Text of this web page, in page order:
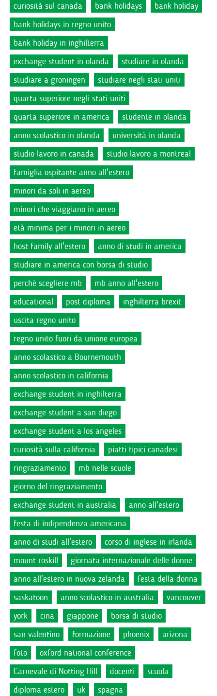
curiosità sul canada bank holidays
bank holiday
bank holidays in regno unito
bank holiday in inghilterra
exchange student in olanda
studiare in olanda
studiare a groningen
studiare negli stati uniti
quarta superiore negli stati uniti
quarta superiore in america
studente in olanda
anno scolastico in olanda
università in olanda
studio lavoro in canada
studio lavoro a montreal
famiglia ospitante anno all'estero
minori da soli in aereo
minori che viaggiano in aereo
età minima per i minori in aereo
host family all'estero
anno di studi in america
studiare in america con borsa di studio
perchè scegliere mb
mb anno all'estero
educational
post diploma
inghilterra brexit
uscita regno unito
regno unito fuori da unione europea
anno scolastico a Bournemouth
anno scolastico in california
exchange student in inghilterra
exchange student a san diego
exchange student a los angeles
curiosità sulla california
piatti tipici canadesi
ringraziamento
mb nelle scuole
giorno del ringraziamento
exchange student in australia
anno all'estero
festa di indipendenza americana
anno di studi all'estero
corso di inglese in irlanda
mount roskill
giornata internazionale delle donne
anno all'estero in nuova zelanda
festa della donna
saskatoon
anno scolastico in australia
vancouver
york
cina giappone
borsa di studio
san valentino
formazione phoenix
arizona
foto
oxford national conference
Carnevale di Notting Hill
docenti
scuola
diploma estero
uk
spagna